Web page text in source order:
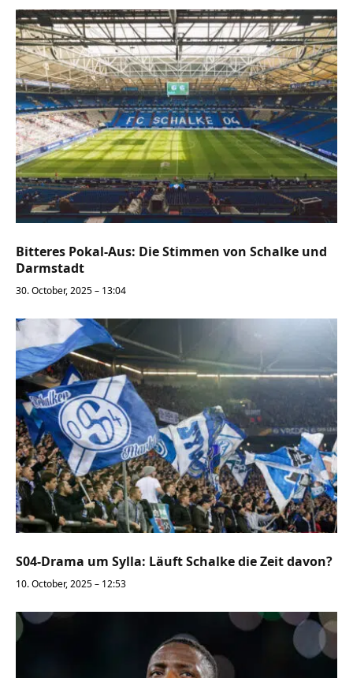
Bitteres Pokal-Aus: Die Stimmen von Schalke und
Darmstadt
30. October, 2025 – 13:04
S04-Drama um Sylla: Läuft Schalke die Zeit davon?
10. October, 2025 – 12:53